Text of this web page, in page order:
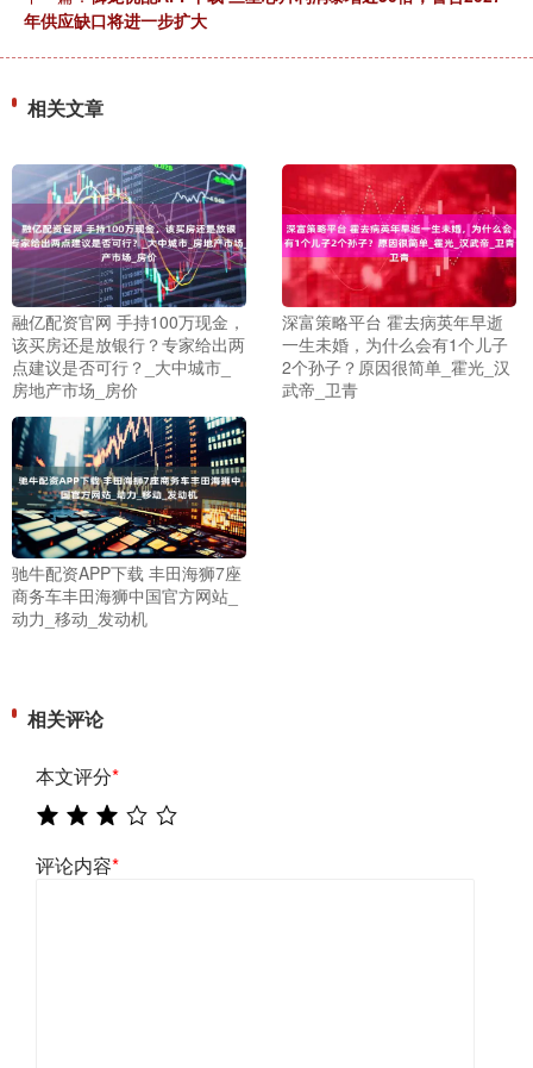
年供应缺口将进一步扩大
相关文章
融亿配资官网 手持100万现金，
该买房还是放银行？专家给出两
点建议是否可行？_大中城市_
房地产市场_房价
深富策略平台 霍去病英年早逝
一生未婚，为什么会有1个儿子
2个孙子？原因很简单_霍光_汉
武帝_卫青
驰牛配资APP下载 丰田海狮7座
商务车丰田海狮中国官方网站_
动力_移动_发动机
相关评论
本文评分*
评论内容*